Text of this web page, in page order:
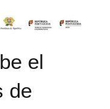
el
de